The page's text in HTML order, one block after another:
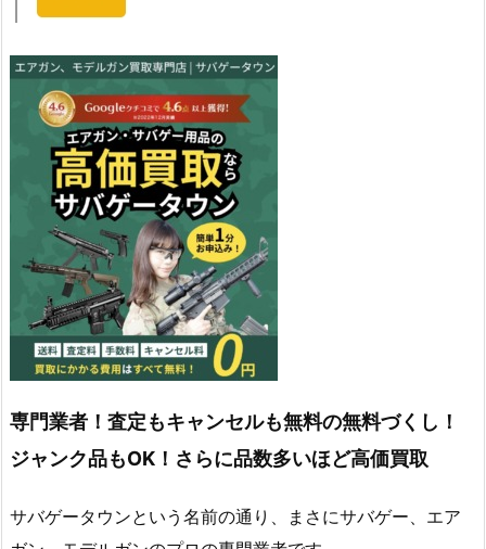
専門業者！査定もキャンセルも無料の無料づくし！
ジャンク品もOK！さらに品数多いほど高価買取
サバゲータウンという名前の通り、まさにサバゲー、エア